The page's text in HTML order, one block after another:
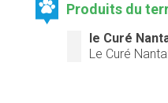
Produits du
le Curé
Le Curé